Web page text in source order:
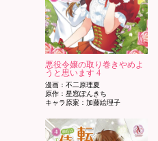
悪役令嬢の取り巻きやめよ
うと思います 4
漫画：不二原理夏
原作：星窓ぽんきち
キャラ原案：加藤絵理子